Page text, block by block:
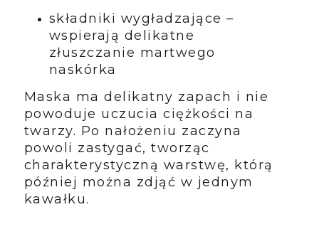
składniki wygładzające –
wspierają delikatne
złuszczanie martwego
naskórka
Maska ma delikatny zapach i nie
powoduje uczucia ciężkości na
twarzy. Po nałożeniu zaczyna
powoli zastygać, tworząc
charakterystyczną warstwę, którą
później można zdjąć w jednym
kawałku.